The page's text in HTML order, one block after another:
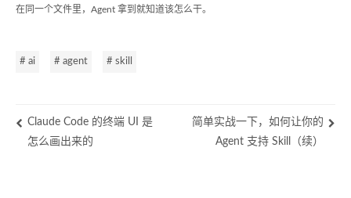
在同一个文件里，Agent 拿到就知道该怎么干。
# ai # agent # skill
Claude Code 的终端 UI 是
怎么画出来的
简单实战一下，如何让你的
Agent 支持 Skill（续）